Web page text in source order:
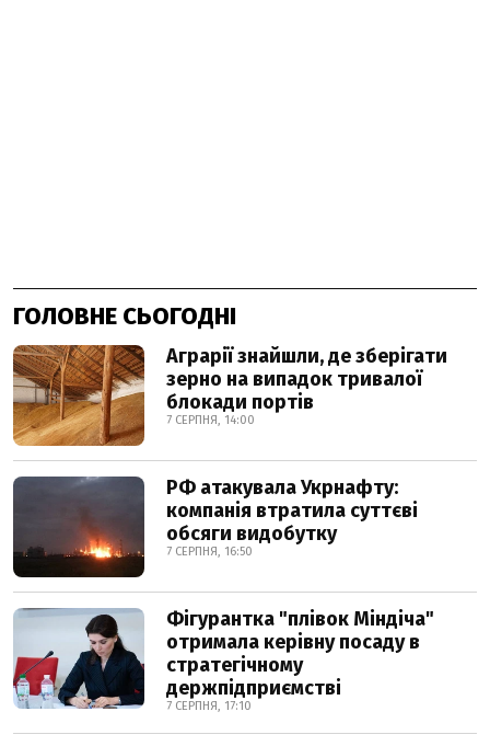
ГОЛОВНЕ СЬОГОДНІ
Аграрії знайшли, де зберігати
зерно на випадок тривалої
блокади портів
7 СЕРПНЯ, 14:00
РФ атакувала Укрнафту:
компанія втратила суттєві
обсяги видобутку
7 СЕРПНЯ, 16:50
Фігурантка "плівок Міндіча"
отримала керівну посаду в
стратегічному
держпідприємстві
7 СЕРПНЯ, 17:10